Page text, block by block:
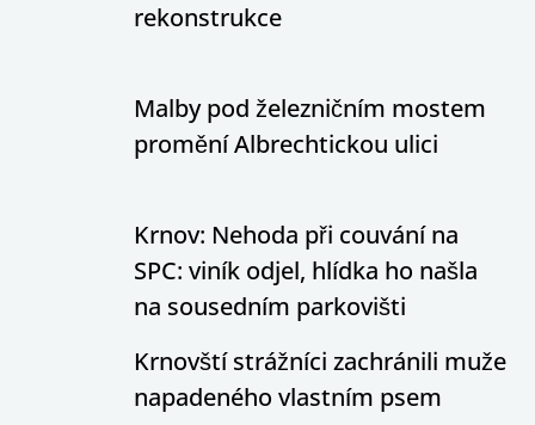
rekonstrukce
Malby pod železničním mostem
promění Albrechtickou ulici
Krnov: Nehoda při couvání na
SPC: viník odjel, hlídka ho našla
na sousedním parkovišti
Krnovští strážníci zachránili muže
napadeného vlastním psem